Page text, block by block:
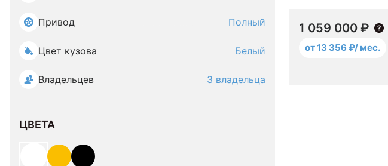
Привод Полный
Цвет кузова Белый
Владельцев 3 владельца
ЦВЕТА
1 059 000 ₽
от 13 356 ₽/ мес.